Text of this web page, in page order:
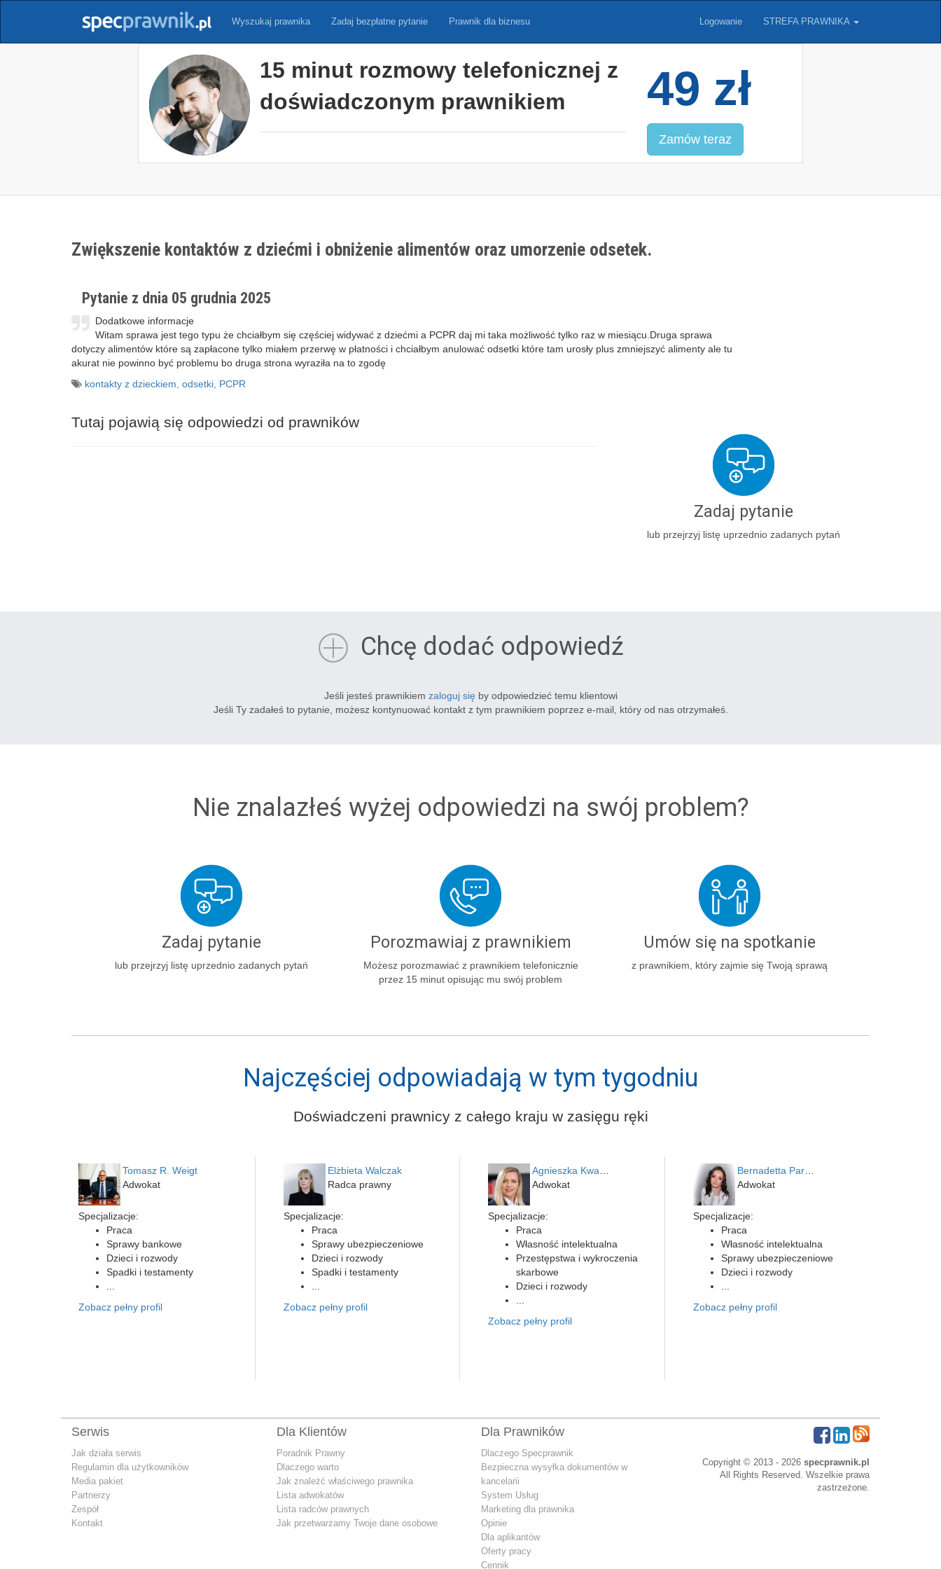
Wyszukaj prawnika Zadaj bezpłatne pytanie Prawnik dla biznesu Logowanie STREFA PRAWNIKA
15 minut rozmowy telefonicznej z
doświadczonym prawnikiem
49 zł
Zamów teraz
Zwiększenie kontaktów z dziećmi i obniżenie alimentów oraz umorzenie odsetek.
Pytanie z dnia 05 grudnia 2025
Dodatkowe informacje
Witam sprawa jest tego typu że chciałbym się częściej widywać z dziećmi a PCPR daj mi taka możliwość tylko raz w miesiącu.Druga sprawa
dotyczy alimentów które są zapłacone tylko miałem przerwę w płatności i chciałbym anulować odsetki które tam urosły plus zmniejszyć alimenty ale tu
akurat nie powinno być problemu bo druga strona wyraziła na to zgodę
kontakty z dzieckiem odsetki PCPR
Tutaj pojawią się odpowiedzi od prawników
Zadaj pytanie
lub przejrzyj listę uprzednio zadanych pytań
Chcę dodać odpowiedź
Jeśli jesteś prawnikiem zaloguj się by odpowiedzieć temu klientowi
Jeśli Ty zadałeś to pytanie, możesz kontynuować kontakt z tym prawnikiem poprzez e-mail, który od nas otrzymałeś.
Nie znalazłeś wyżej odpowiedzi na swój problem?
Zadaj pytanie
lub przejrzyj listę uprzednio zadanych pytań
Porozmawiaj z prawnikiem
Możesz porozmawiać z prawnikiem telefonicznie
przez 15 minut opisując mu swój problem
Umów się na spotkanie
z prawnikiem, który zajmie się Twoją sprawą
Najczęściej odpowiadają w tym tygodniu
Doświadczeni prawnicy z całego kraju w zasięgu ręki
Tomasz R. Weigt
Adwokat
Specjalizacje:
Praca
Sprawy bankowe
Dzieci i rozwody
Spadki i testamenty
Zobacz pełny profil
Elżbieta Walczak
Radca prawny
Specjalizacje:
Praca
Sprawy ubezpieczeniowe
Dzieci i rozwody
Spadki i testamenty
Zobacz pełny profil
Adwokat
Specjalizacje:
Praca
Własność intelektualna
Przestępstwa i wykroczenia
skarbowe
Dzieci i rozwody
Zobacz pełny profil
Bernadetta Parusińska- U…
Adwokat
Specjalizacje:
Praca
Własność intelektualna
Sprawy ubezpieczeniowe
Dzieci i rozwody
Zobacz pełny profil
Serwis
Jak działa serwis
Regulamin dla użytkowników
Media pakiet
Partnerzy
Zespół
Kontakt
Dla Klientów
Poradnik Prawny
Dlaczego warto
Jak znależć właściwego prawnika
Lista adwokatów
Lista radców prawnych
Jak przetwarzamy Twoje dane osobowe
Dla Prawników
Dlaczego Specprawnik
Bezpieczna wysyłka dokumentów w
kancelarii
System Usług
Marketing dla prawnika
Opinie
Dla aplikantów
Oferty pracy
Cennik
Copyright © 2013 - 2026 specprawnik.pl
All Rights Reserved. Wszelkie prawa
zastrzeżone.